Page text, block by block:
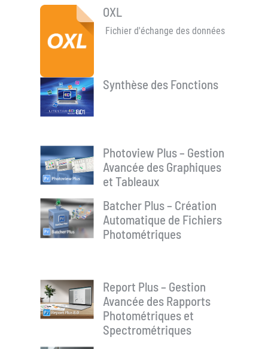
OXL
Fichier d'échange des données
Synthèse des Fonctions
Photoview Plus – Gestion
Avancée des Graphiques
et Tableaux
Batcher Plus – Création
Automatique de Fichiers
Photométriques
Report Plus – Gestion
Avancée des Rapports
Photométriques et
Spectrométriques